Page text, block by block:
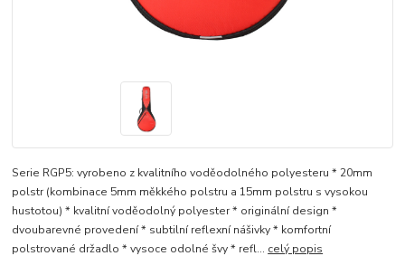
Serie RGP5: vyrobeno z kvalitního voděodolného polyesteru * 20mm
polstr (kombinace 5mm měkkého polstru a 15mm polstru s vysokou
hustotou) * kvalitní voděodolný polyester * originální design *
dvoubarevné provedení * subtilní reflexní nášivky * komfortní
polstrované držadlo * vysoce odolné švy * refl... celý popis